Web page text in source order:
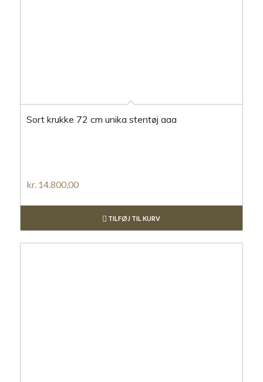
Sort krukke 72 cm unika stentøj aaa
kr. 14.800,00
TILFØJ TIL KURV